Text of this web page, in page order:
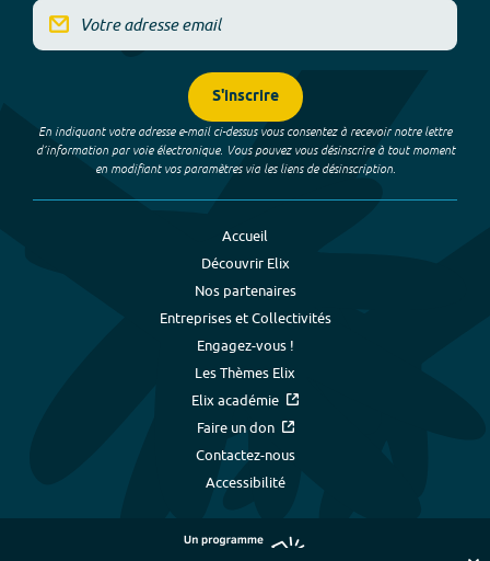
S'inscrire
En indiquant votre adresse e-mail ci-dessus vous consentez à recevoir notre lettre
d’information par voie électronique. Vous pouvez vous désinscrire à tout moment
en modifiant vos paramètres via les liens de désinscription.
Accueil
Découvrir Elix
Nos partenaires
Entreprises et Collectivités
Engagez-vous !
Les Thèmes Elix
Elix académie
Faire un don
Contactez-nous
Accessibilité